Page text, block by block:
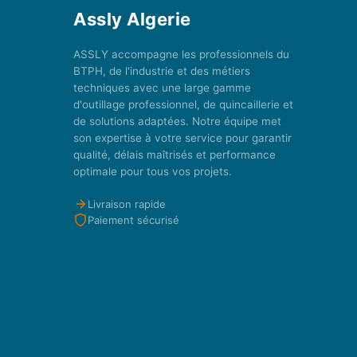
Assly Algerie
ASSLY accompagne les professionnels du
BTPH, de l'industrie et des métiers
techniques avec une large gamme
d'outillage professionnel, de quincaillerie et
de solutions adaptées. Notre équipe met
son expertise à votre service pour garantir
qualité, délais maîtrisés et performance
optimale pour tous vos projets.
Livraison rapide
Paiement sécurisé